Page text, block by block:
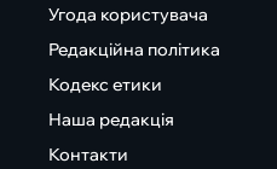
Угода користувача
Редакційна політика
Кодекс етики
Наша редакція
Контакти